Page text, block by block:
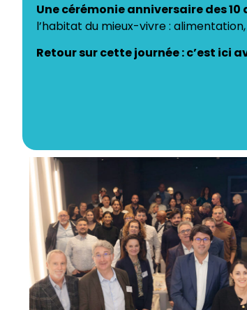
Une cérémonie anniversaire des 10
l’habitat du mieux-vivre :
Retour sur cette journée : c’est ici